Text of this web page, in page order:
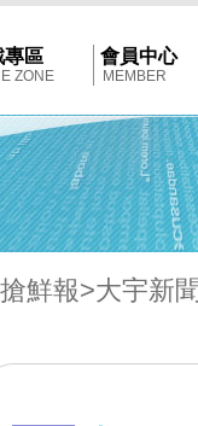
專區
ZONE
會員中心
MEMBER
鮮報>大宇新